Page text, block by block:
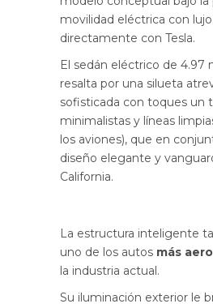
movilidad eléctrica con
directamente con Tesla.
El sedán eléctrico de 4.97
resalta por una silueta
sofisticada con toques un
minimalistas y líneas
los aviones), que en
diseño elegante y
California.
La estructura inteligente
uno de los autos más
la industria actual.
Su iluminación exterior le